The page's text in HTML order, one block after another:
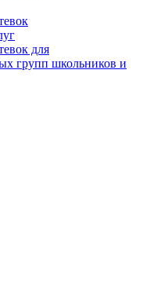
для
групп школьников и